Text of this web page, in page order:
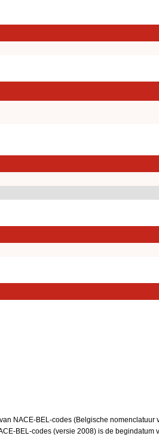
NACE-BEL-codes (Belgische nomenclatuur
BEL-codes (versie 2008) is de begindatum